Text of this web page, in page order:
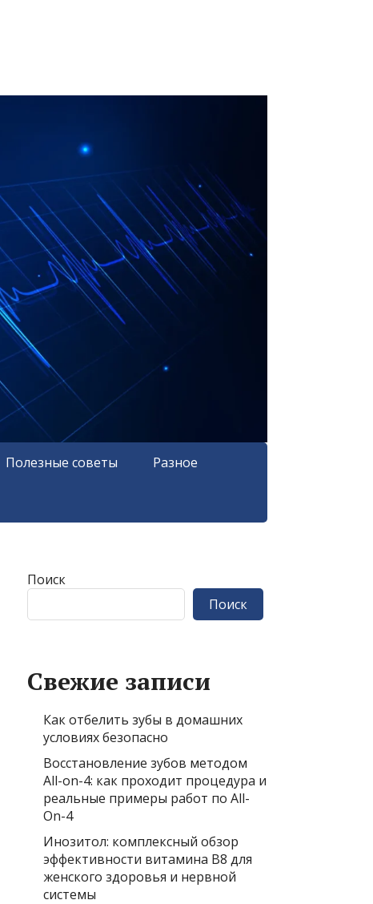
Полезные советы Разное
Поиск
Поиск
Свежие записи
Как отбелить зубы в домашних
условиях безопасно
Восстановление зубов методом
All-on-4: как проходит процедура и
реальные примеры работ по All-
On-4
Инозитол: комплексный обзор
эффективности витамина B8 для
женского здоровья и нервной
системы